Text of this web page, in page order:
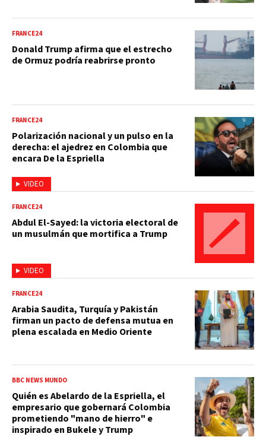
FRANCE24
Donald Trump afirma que el estrecho
de Ormuz podría reabrirse pronto
VIDEO
FRANCE24
Polarización nacional y un pulso en la
derecha: el ajedrez en Colombia que
encara De la Espriella
VIDEO
FRANCE24
Abdul El-Sayed: la victoria electoral de
un musulmán que mortifica a Trump
FRANCE24
Arabia Saudita, Turquía y Pakistán
firman un pacto de defensa mutua en
plena escalada en Medio Oriente
BBC NEWS MUNDO
Quién es Abelardo de la Espriella, el
empresario que gobernará Colombia
prometiendo "mano de hierro" e
inspirado en Bukele y Trump